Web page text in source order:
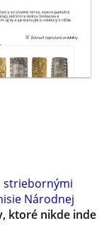
striebornými
Národnej
ktoré nikde inde